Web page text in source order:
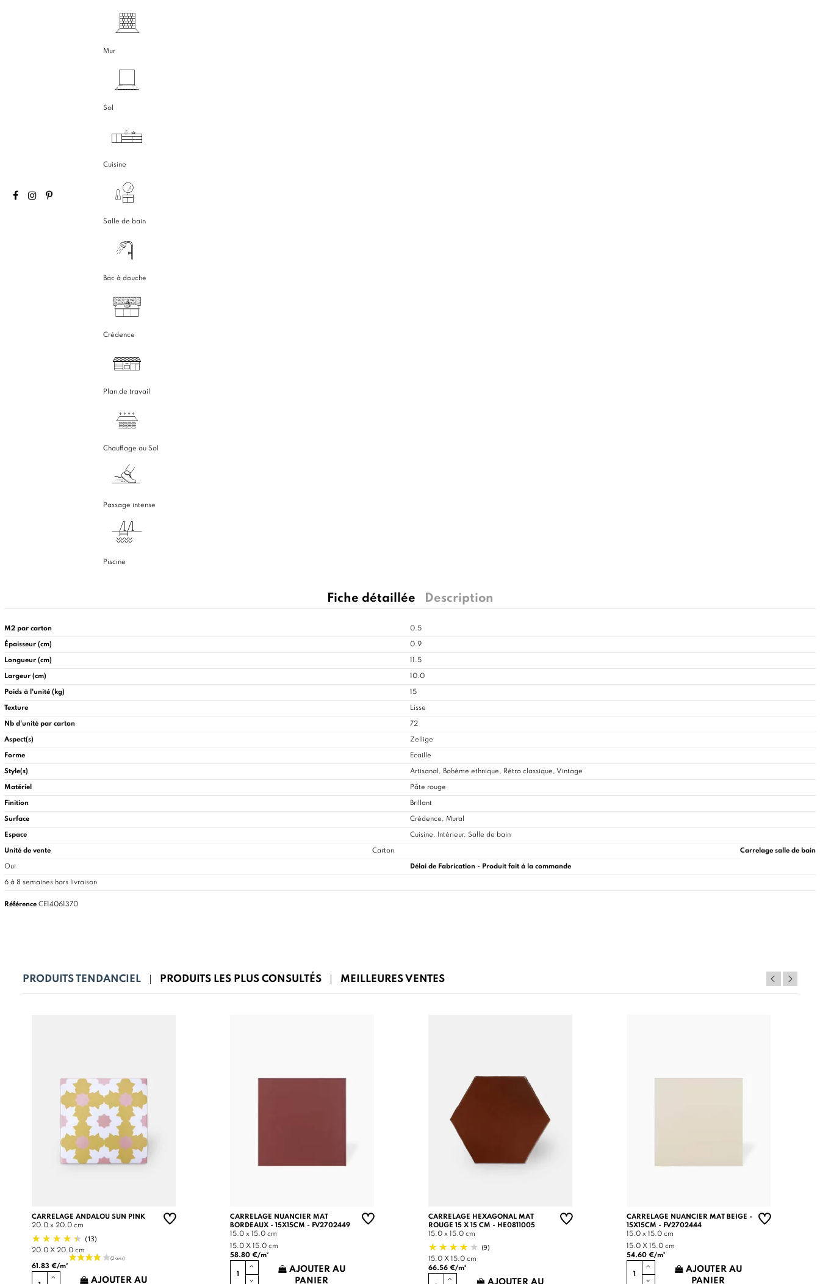
Mur
Sol
Cuisine
Salle de bain
Bac à douche
Crédence
Plan de travail
Chauffage au Sol
Passage intense
Piscine
Fiche détaillée Description
M2 par carton 0.5
Épaisseur (cm) 0.9
Longueur (cm) 11.5
Largeur (cm) 10.0
Poids à l'unité (kg) 15
Texture Lisse
Nb d'unité par carton 72
Aspect(s) Zellige
Forme Ecaille
Style(s) Artisanal, Bohème ethnique, Rétro classique, Vintage
Matériel Pâte rouge
Finition Brillant
Surface Crédence, Mural
Espace Cuisine, Intérieur, Salle de bain
Unité de vente Carton Carrelage salle de bain
Oui Délai de Fabrication - Produit fait à la commande
6 à 8 semaines hors livraison
Référence CE14061370
PRODUITS TENDANCIEL PRODUITS LES PLUS CONSULTÉS MEILLEURES VENTES
CARRELAGE ANDALOU SUN PINK
20.0 x 20.0 cm
(13)
20.0 X 20.0 cm
61.83 €/m²
AJOUTER AU
CARRELAGE NUANCIER MAT
BORDEAUX - 15X15CM - FV2702449
15.0 x 15.0 cm
15.0 X 15.0 cm
58.80 €/m²
AJOUTER AU
PANIER
CARRELAGE HEXAGONAL MAT
ROUGE 15 X 15 CM - HE0811005
15.0 x 15.0 cm
(9)
15.0 X 15.0 cm
66.56 €/m²
AJOUTER AU
CARRELAGE NUANCIER MAT BEIGE -
15X15CM - FV2702444
15.0 x 15.0 cm
15.0 X 15.0 cm
54.60 €/m²
AJOUTER AU
PANIER